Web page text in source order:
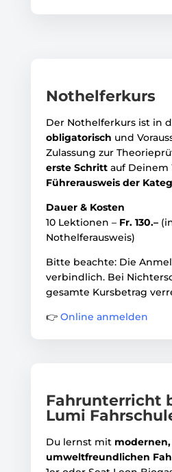
Nothelferkurs
Der Nothelferkurs ist in
obligatorisch und
Zulassung zur
erste Schrittauf Deinem
Führerausweis der
Dauer & Kosten
10 Lektionen – Fr. 130.–
Nothelferausweis)
Bitte beachte: Die
verbindlich. Bei
gesamte Kursbetrag
👉 Online anmelden
Fahrunterricht
Lumi
Du lernst mit modernen,
umweltfreundlichen